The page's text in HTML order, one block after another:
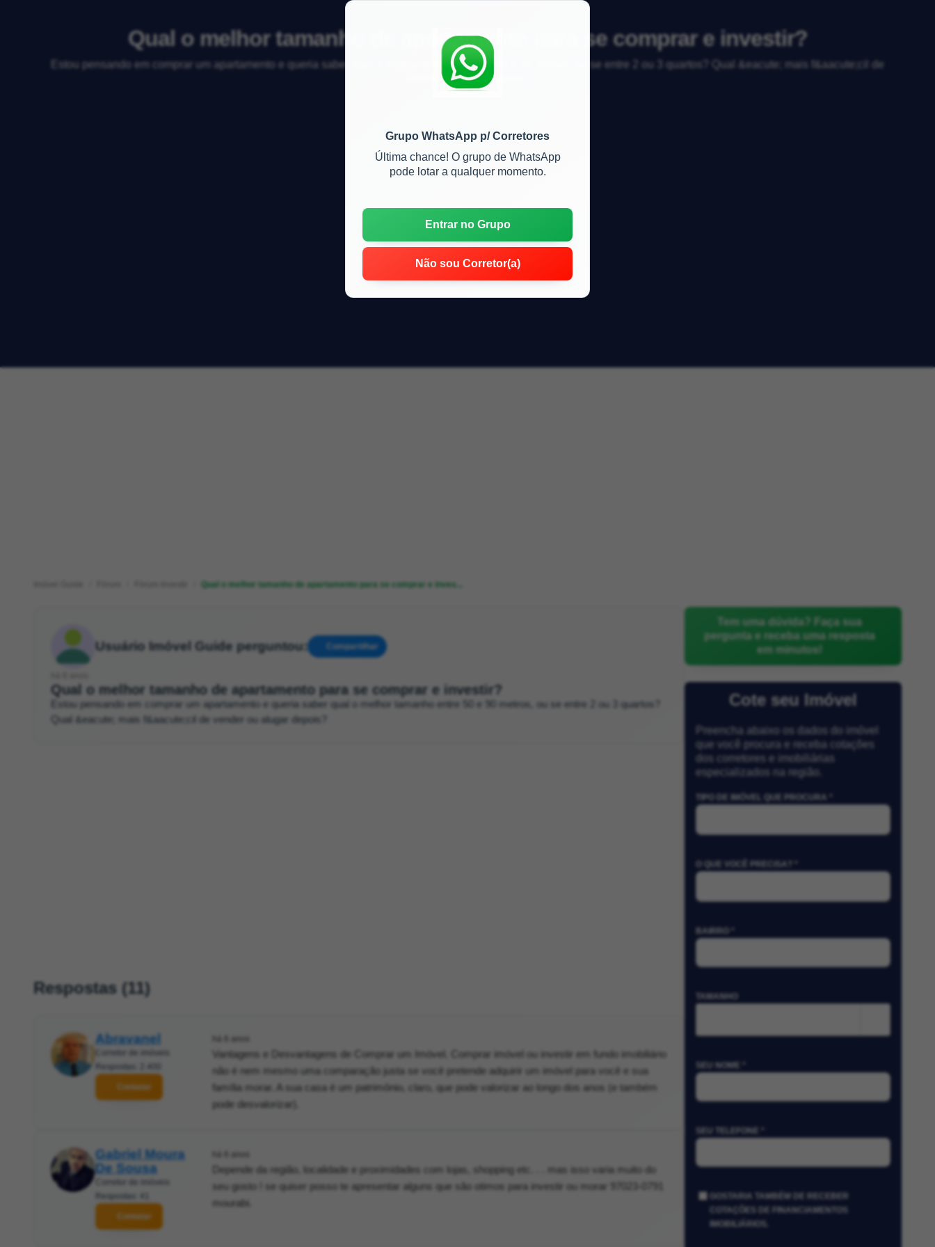
Grupo WhatsApp p/ Corretores
Última chance! O grupo de WhatsApp
pode lotar a qualquer momento.
Entrar no Grupo
Não sou Corretor(a)
Qual o melhor tamanho de apartamento para se comprar e investir?
Estou pensando em comprar um apartamento e queria saber qual o melhor tamanho entre 50 e 90 metros, ou se entre 2 ou 3 quartos? Qual &eacute; mais f&aacute;cil de
vender ou alugar depois?
Qual o melhor tamanho de apartamento para se comprar e inves...
Usuário Imóvel Guide perguntou: Compartilhar
Qual o melhor tamanho de apartamento para se comprar e investir?
Estou pensando em comprar um apartamento e queria saber qual o melhor tamanho entre 50 e 90 metros, ou se entre 2 ou 3 quartos?
Qual &eacute; mais f&aacute;cil de vender ou alugar depois?
Respostas (11)
Abravanel
Contatar
Vantagens e Desvantagens de Comprar um Imóvel. Comprar imóvel ou investir em fundo imobiliário
não é nem mesmo uma comparação justa se você pretende adquirir um imóvel para você e sua
família morar. A sua casa é um patrimônio, claro, que pode valorizar ao longo dos anos (e também
pode desvalorizar).
Gabriel Moura
De Sousa
Contatar
Depende da região, localidade e proximidades com lojas, shopping etc. . . mas isso varia muito do
seu gosto ! se quiser posso te apresentar alguns que são otimos para investir ou morar 97023-0791
mourabi.
Tem uma dúvida? Faça sua
pergunta e receba uma resposta
em minutos!
Cote seu Imóvel
Preencha abaixo os dados do imóvel
que você procura e receba cotações
dos corretores e imobiliárias
especializados na região.
TIPO DE IMÓVEL QUE PROCURA *
O QUE VOCÊ PRECISA? *
TAMANHO
SEU NOME *
SEU TELEFONE *
GOSTARIA TAMBÉM DE RECEBER
COTAÇÕES DE FINANCIAMENTOS
IMOBILIÁRIOS.